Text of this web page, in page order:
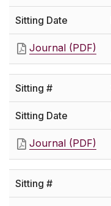
Journal (PDF)
Journal (PDF)